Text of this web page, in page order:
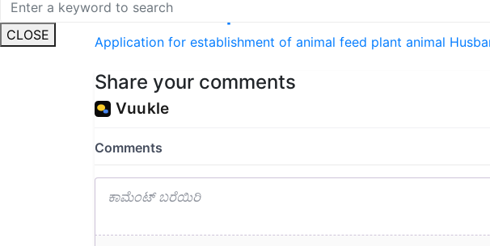
CLOSE
Application for establishment of animal feed plant